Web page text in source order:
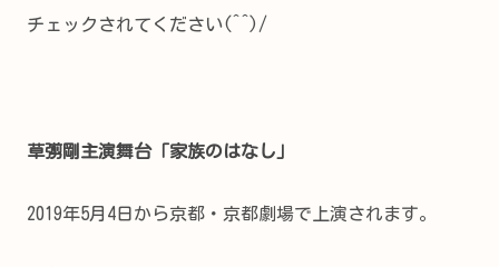
チェックされてください(^^)/
草彅剛主演舞台「家族のはなし」
2019年5月4日から京都・京都劇場で上演されます。